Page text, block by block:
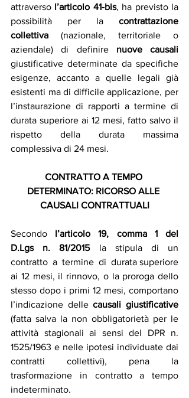
attraverso l’articolo 41-bis, ha previsto la
possibilità per la contrattazione
collettiva (nazionale, territoriale o
aziendale) di definire
giustificative determinate da specifiche
esigenze, accanto a quelle legali già
esistenti ma di difficile applicazione, per
l’instaurazione di rapporti a termine di
durata superiore ai 12 mesi, fatto salvo il
rispetto della durata massima
complessiva di 24 mesi.
CONTRATTO A TEMPO
DETERMINATO: RICORSO ALLE
CAUSALI CONTRATTUALI
Secondo
l’articolo  19,  comma  1  del
D.Lgs  n.  81/2015
  la  stipula  di  un
contratto  a  termine  di  durata superiore
ai 12 mesi, il rinnovo, o la proroga dello
stesso dopo i primi 12 mesi, comportano
l’indicazione delle causali giustificative
(fatta salva la non obbligatorietà per le
attività stagionali ai sensi del DPR n.
1525/1963 e nelle ipotesi individuate dai
contratti collettivi), pena la
trasformazione in contratto a tempo
indeterminato.